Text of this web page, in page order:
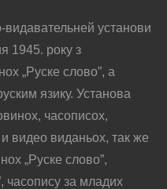
установи
1945. року з
„Руске слово”, а
язику. Установа
часописох,
видео виданьох, так же
„Руске слово”,
часопису за младих